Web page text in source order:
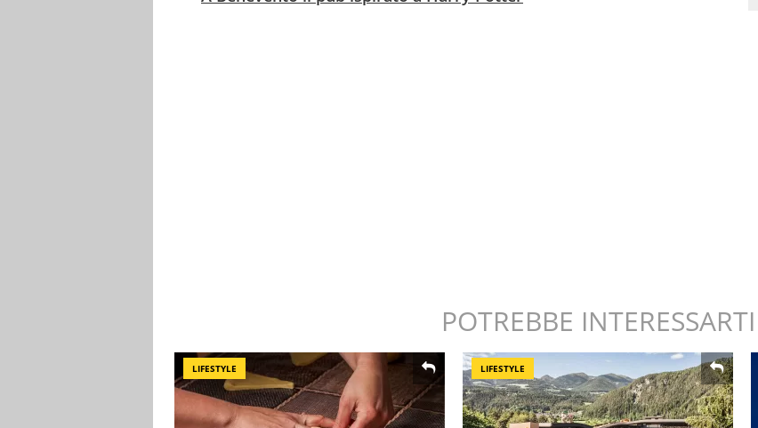
POTREBBE INTERESSARTI
LIFESTYLE LIFESTYLE